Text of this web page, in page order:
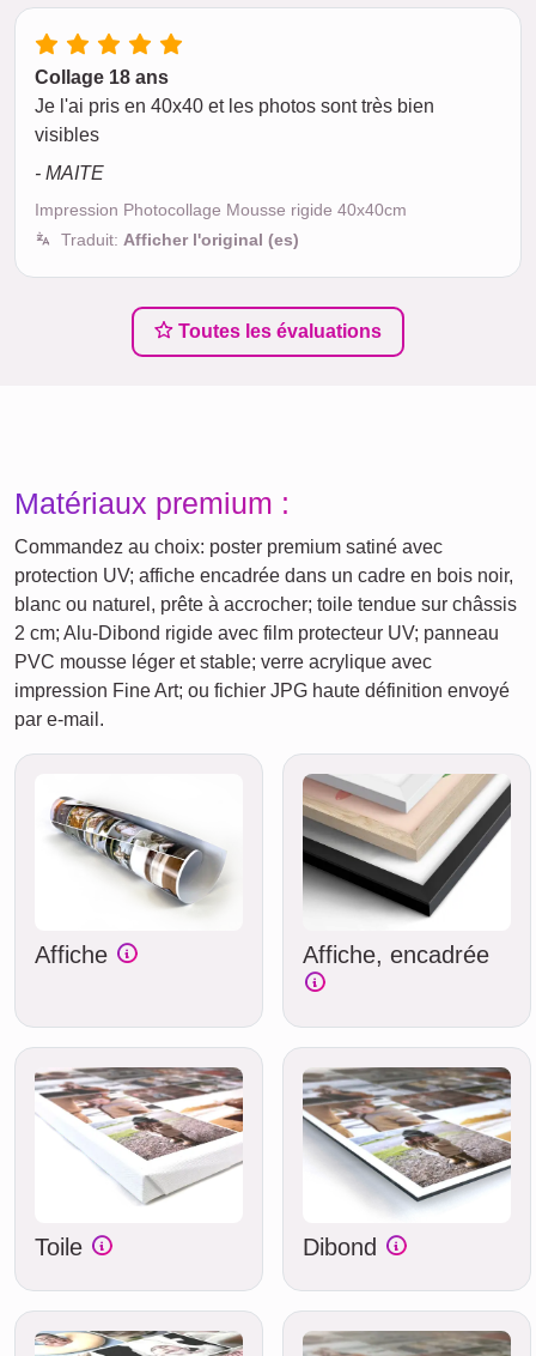
Collage 18 ans
Je l'ai pris en 40x40 et les photos sont très bien
visibles
- MAITE
Impression Photocollage Mousse rigide 40x40cm
Traduit: Afficher l'original (es)
Toutes les évaluations
Matériaux premium :
Commandez au choix: poster premium satiné avec
protection UV; affiche encadrée dans un cadre en bois noir,
blanc ou naturel, prête à accrocher; toile tendue sur châssis
2 cm; Alu-Dibond rigide avec film protecteur UV; panneau
PVC mousse léger et stable; verre acrylique avec
impression Fine Art; ou fichier JPG haute définition envoyé
par e‑mail.
Affiche Affiche, encadrée
Toile Dibond